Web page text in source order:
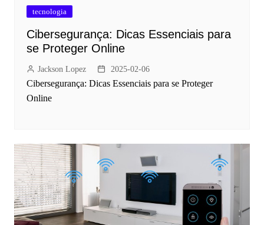
tecnologia
Cibersegurança: Dicas Essenciais para
se Proteger Online
Jackson Lopez 2025-02-06
Cibersegurança: Dicas Essenciais para se Proteger
Online